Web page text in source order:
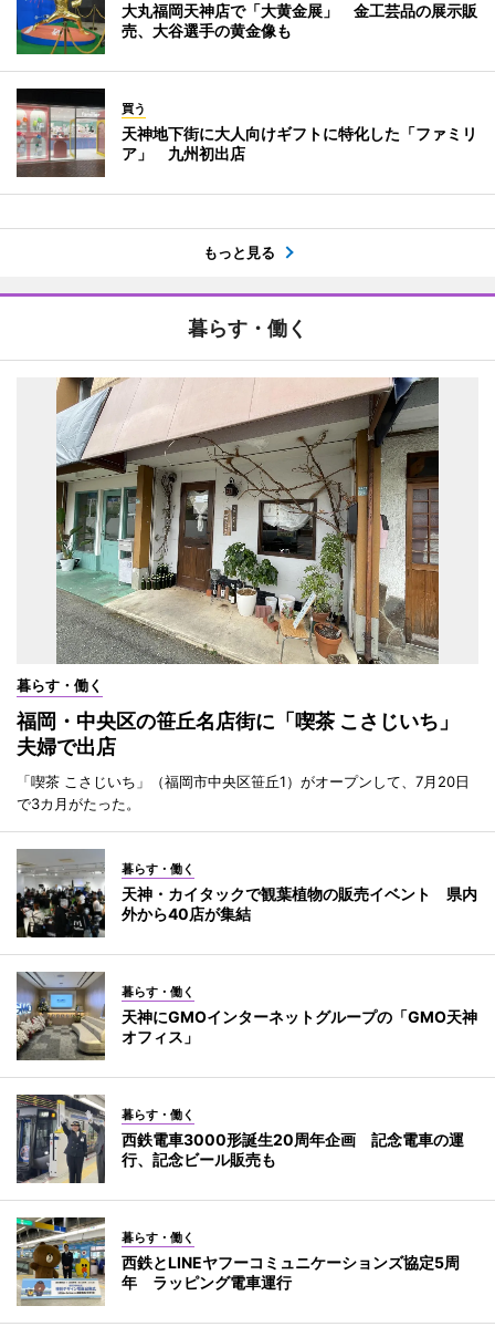
大丸福岡天神店で「大黄金展」 金工芸品の展示販
売、大谷選手の黄金像も
買う
天神地下街に大人向けギフトに特化した「ファミリ
ア」 九州初出店
もっと見る
暮らす・働く
暮らす・働く
福岡・中央区の笹丘名店街に「喫茶 こさじいち」
夫婦で出店
「喫茶 こさじいち」（福岡市中央区笹丘1）がオープンして、7月20日
で3カ月がたった。
暮らす・働く
天神・カイタックで観葉植物の販売イベント 県内
外から40店が集結
暮らす・働く
天神にGMOインターネットグループの「GMO天神
オフィス」
暮らす・働く
西鉄電車3000形誕生20周年企画 記念電車の運
行、記念ビール販売も
暮らす・働く
西鉄とLINEヤフーコミュニケーションズ協定5周
年 ラッピング電車運行